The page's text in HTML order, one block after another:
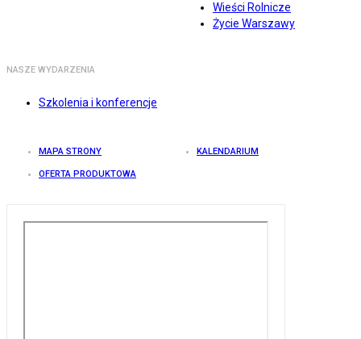
Wieści Rolnicze
Życie Warszawy
NASZE WYDARZENIA
Szkolenia i konferencje
MAPA STRONY KALENDARIUM
OFERTA PRODUKTOWA